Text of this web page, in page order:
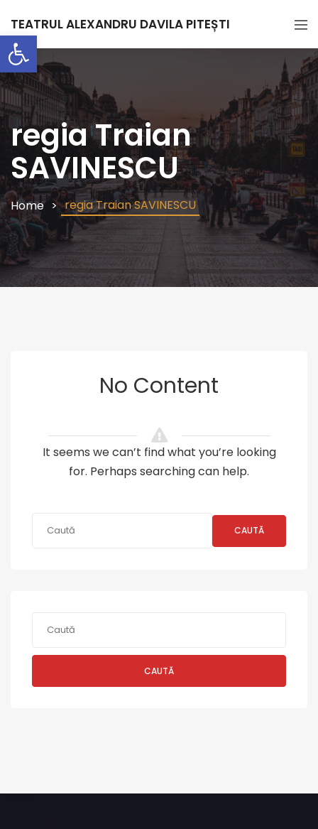
Deschide bara de unelte
TEATRUL ALEXANDRU DAVILA PITEȘTI
regia Traian
SAVINESCU
Home regia Traian SAVINESCU
No Content
It seems we can’t find what you’re looking
for. Perhaps searching can help.
CAUTĂ
CAUTĂ